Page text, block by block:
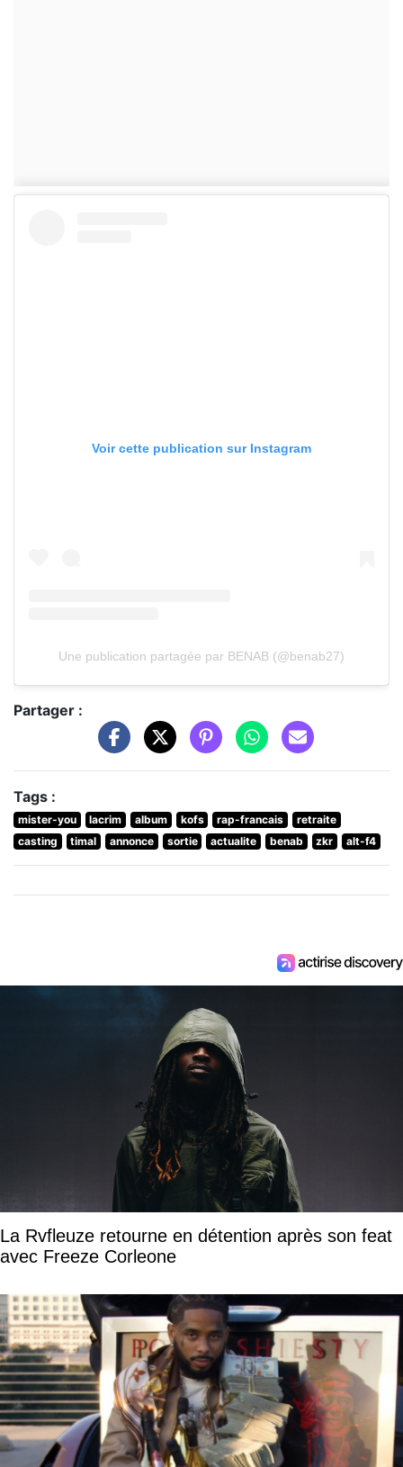
Voir cette publication sur Instagram
Une publication partagée par BENAB (@benab27)
Partager :
Tags :
mister-you lacrim album kofs rap-francais
retraite
casting
timal annonce sortie actualite benab zkr alt-f4
La Rvfleuze retourne en détention après son feat
avec Freeze Corleone